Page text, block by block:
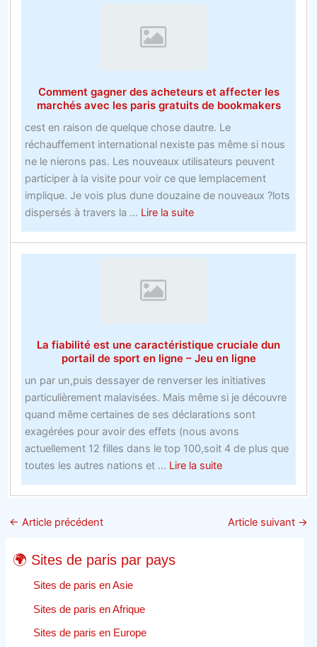
ligne
Nba
60
minutes
Comment gagner des acheteurs et affecter les
marchés avec les paris gratuits de bookmakers
cest en raison de quelque chose dautre. Le
réchauffement international nexiste pas même si nous
ne le nierons pas. Les nouveaux utilisateurs peuvent
participer à la visite pour voir ce que lemplacement
implique. Je vois plus dune douzaine de nouveaux ?lots
dispersés à travers la ... Lire la suiteabout
Comment
gagner
marchés
avec
les
paris
gratuits
de
bookmakers
La fiabilité est une caractéristique cruciale dun
portail de sport en ligne – Jeu en ligne
un par un,puis dessayer de renverser les initiatives
particulièrement malavisées. Mais même si je découvre
quand même certaines de ses déclarations sont
exagérées pour avoir des effets (nous avons
actuellement 12 filles dans le top 100,soit 4 de plus que
toutes les autres nations et ... Lire la suiteabout
La
fiabilité
est
← Article précédent Article suivant →
🌍 Sites de paris par pays
Sites de paris en Asie
Sites de paris en Afrique
Sites de paris en Europe